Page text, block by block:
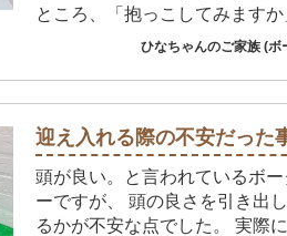
ところ、「抱っこしてみます
さんに声をかけられたのが決
とはあまり好きではなく迷っ
にもよい影響があると聞いて
飼うことにしました。
ひなちゃんのご家族 (ボ
迎え入れる際の不安だった
頭が良い。と言われているボ
ーですが、 頭の良さを引き出
るかが不安な点でした。 実際